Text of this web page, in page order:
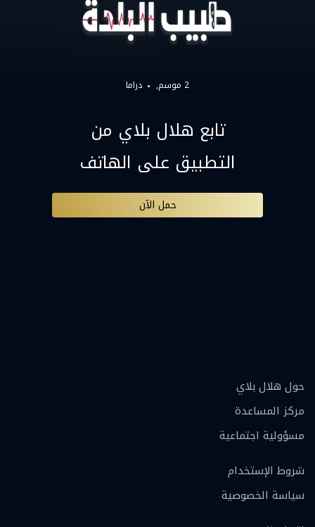
2 موسم, دراما
تابع هلال بلاي من
التطبيق على الهاتف
حمل الآن
حول هلال بلاي
مركز المساعدة
مسؤولية اجتماعية
شروط الإستخدام
سياسة الخصوصية